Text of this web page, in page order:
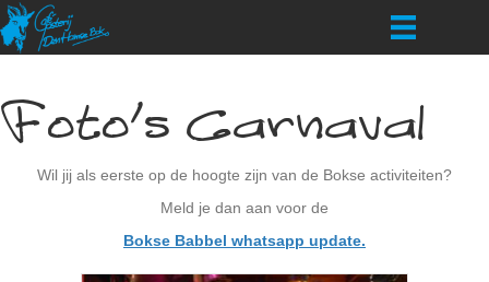
Foto’s Carnaval
Wil jij als eerste op de hoogte zijn van de Bokse activiteiten?
Meld je dan aan voor de
Bokse Babbel whatsapp update.